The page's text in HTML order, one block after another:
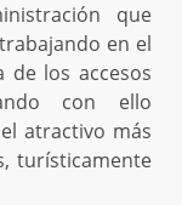
que
en el
de los accesos
con ello
atractivo más
turísticamente